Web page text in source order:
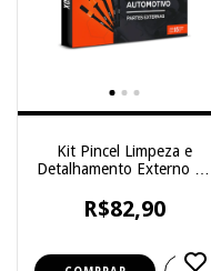
Kit Pincel Limpeza e
Detalhamento Externo - 5
R$82,90